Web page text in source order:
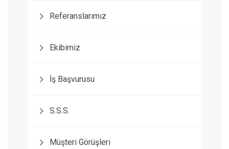
Referanslarımız
Ekibimiz
İş Başvurusu
S.S.S.
Müşteri Görüşleri